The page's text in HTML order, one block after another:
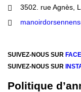
3502. rue Agnès,
SUIVEZ-NOUS SUR
SUIVEZ-NOUS SUR
Politique